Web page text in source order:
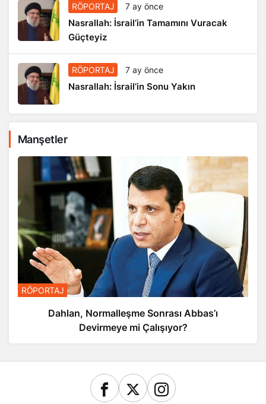
RÖPORTAJ 7 ay önce
Nasrallah: İsrail’in Tamamını Vuracak
Güçteyiz
RÖPORTAJ 7 ay önce
Nasrallah: İsrail’in Sonu Yakın
Manşetler
RÖPORTAJ
Dahlan, Normalleşme Sonrası Abbas’ı
Devirmeye mi Çalışıyor?